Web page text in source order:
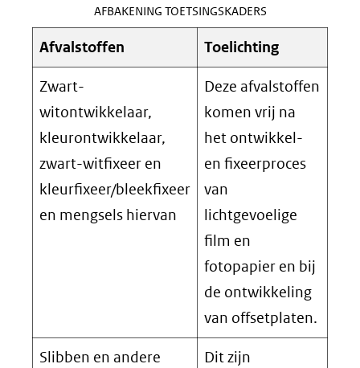
AFBAKENING TOETSINGSKADERS
Afvalstoffen Toelichting
Zwart-
witontwikkelaar,
kleurontwikkelaar,
zwart-witfixeer en
kleurfixeer/bleekfixeer
en mengsels hiervan
Deze afvalstoffen
komen vrij na
het ontwikkel-
en fixeerproces
van
lichtgevoelige
film en
fotopapier en bij
de ontwikkeling
van offsetplaten.
Slibben en andere
Dit zijn